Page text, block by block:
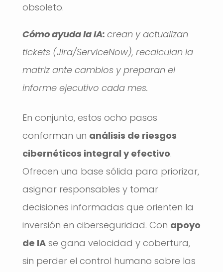
obsoleto.
Cómo ayuda la IA: crean y actualizan
tickets (Jira/ServiceNow), recalculan la
matriz ante cambios y preparan el
informe ejecutivo cada mes.
En conjunto, estos ocho pasos
conforman un análisis de riesgos
cibernéticos integral y efectivo.
Ofrecen una base sólida para priorizar,
asignar responsables y tomar
decisiones informadas que orienten la
inversión en ciberseguridad. Con apoyo
de IAse gana velocidad y cobertura,
sin perder el control humano sobre las